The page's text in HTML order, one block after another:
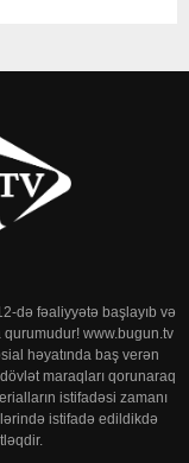
də fəaliyyətə başlayıb və
www.bugun.tv
həyatında baş verən
maraqları qorunaraq
istifadəsi zamanı
istifadə edildikdə